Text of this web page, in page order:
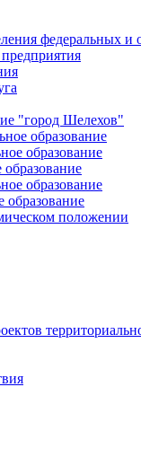
федеральных и
"город Шелехов"
образование
образование
образование
положении